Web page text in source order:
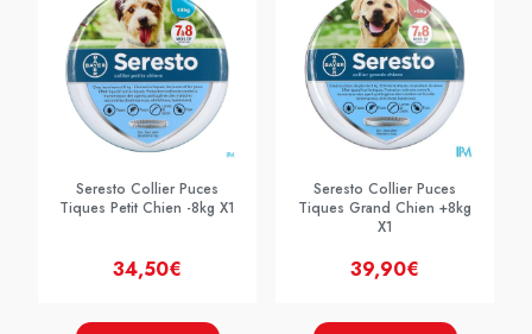
Seresto Collier Puces
Tiques Petit Chien -8kg X1
34,50€
Seresto Collier Puces
Tiques Grand Chien +8kg
X1
39,90€